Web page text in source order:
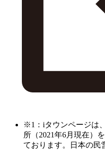
※1：iタウンページは
所（2021年6月現在）
ております。日本の民